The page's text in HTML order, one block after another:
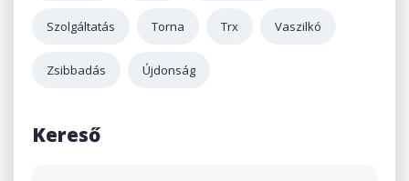
Szolgáltatás Torna Trx Vaszilkó
Zsibbadás Újdonság
Kereső